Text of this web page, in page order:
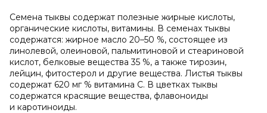
Семена тыквы содержат полезные жирные кислоты,
органические кислоты, витамины. В семенах тыквы
содержатся: жирное масло 20–50 %, состоящее из
линолевой, олеиновой, пальмитиновой и стеариновой
кислот, белковые вещества 35 %, а также тирозин,
лейцин, фитостерол и другие вещества. Листья тыквы
содержат 620 мг % витамина С. В цветках тыквы
содержатся красящие вещества, флавоноиды
и каротиноиды.